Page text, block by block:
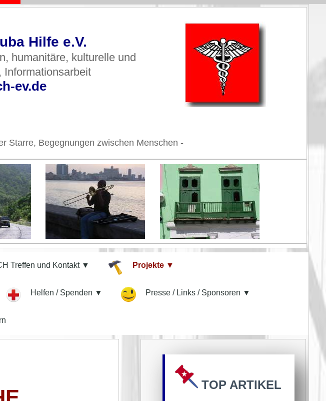
Hilfe e.V.
humanitäre, kulturelle und
Informationsarbeit
ev.de
Starre, Begegnungen zwischen Menschen -
Treffen und Kontakt ▼ Projekte ▼
Helfen / Spenden ▼ Presse / Links / Sponsoren ▼
TOP ARTIKEL